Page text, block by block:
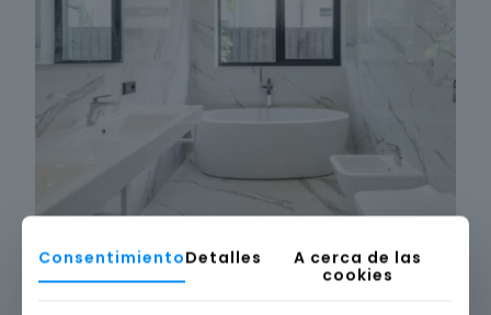
ConsentimientoDetalles
A cerca de las
cookies